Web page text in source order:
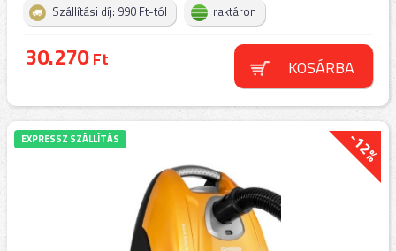
Szállítási díj: 990 Ft-tól raktáron
30.270Ft KOSÁRBA
-12%
EXPRESSZ SZÁLLÍTÁS